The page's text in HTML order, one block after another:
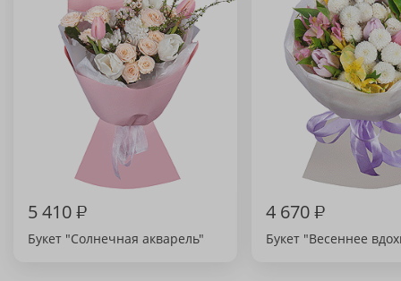
5 410₽
Букет "Солнечная акварель"
4 670₽
Букет "Весеннее